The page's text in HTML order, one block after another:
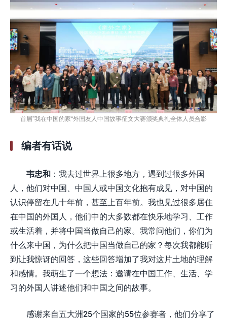
首届”我在中国的家“外国友人中国故事征文大赛颁奖典礼全体人员合影
编者有话说
韦忠和 ：我去过世界上很多地方，遇到过很多外国
人，他们对中国、中国人或中国文化抱有成见，对中国的
认识停留在几十年前，甚至上百年前。我也见过很多居住
在中国的外国人，他们中的大多数都在快乐地学习、工作
或生活着，并将中国当做自己的家。我常问他们，你们为
什么来中国，为什么把中国当做自己的家？每次我都能听
到让我惊讶的回答，这些回答增加了我对这片土地的理解
和感情。我萌生了一个想法：邀请在中国工作、生活、学
习的外国人讲述他们和中国之间的故事。
感谢来自五大洲25个国家的55位参赛者，他们分享了